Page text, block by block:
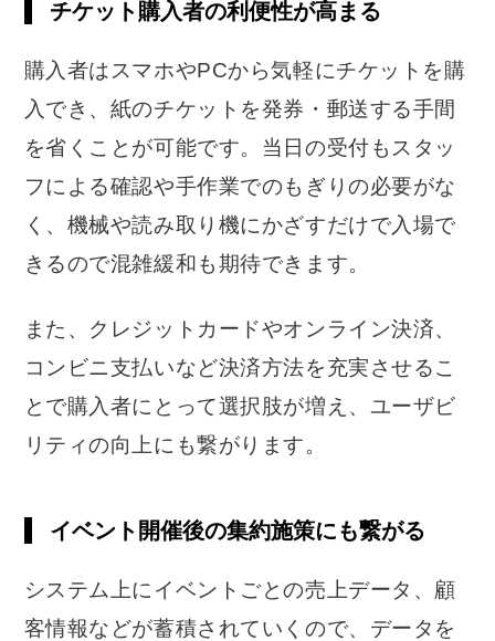
チケット購入者の利便性が高まる
購入者はスマホやPCから気軽にチケットを購
入でき、紙のチケットを発券・郵送する手間
を省くことが可能です。当日の受付もスタッ
フによる確認や手作業でのもぎりの必要がな
く、機械や読み取り機にかざすだけで入場で
きるので混雑緩和も期待できます。
また、クレジットカードやオンライン決済、
コンビニ支払いなど決済方法を充実させるこ
とで購入者にとって選択肢が増え、ユーザビ
リティの向上にも繋がります。
イベント開催後の集約施策にも繋がる
システム上にイベントごとの売上データ、顧
客情報などが蓄積されていくので、データを